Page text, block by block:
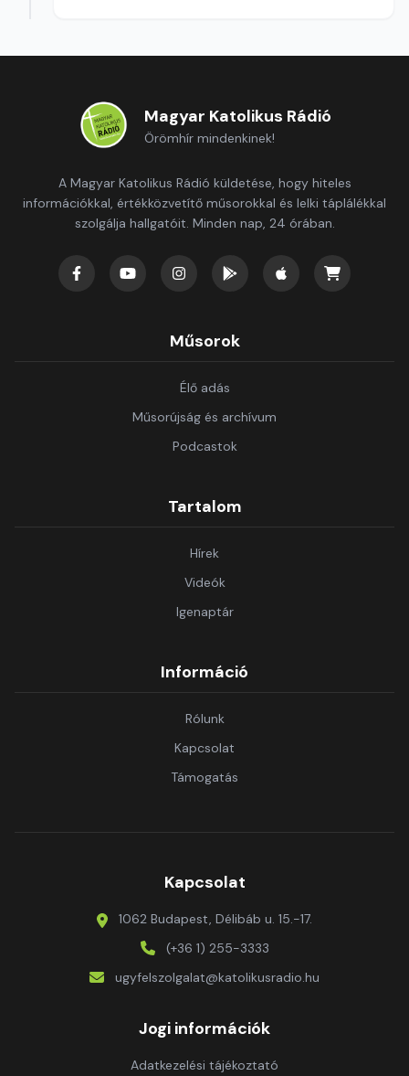
Magyar Katolikus Rádió
Örömhír mindenkinek!
A Magyar Katolikus Rádió küldetése, hogy hiteles
információkkal, értékközvetítő műsorokkal és lelki táplálékkal
szolgálja hallgatóit. Minden nap, 24 órában.
Műsorok
Élő adás
Műsorújság és archívum
Podcastok
Tartalom
Hírek
Videók
Igenaptár
Információ
Rólunk
Kapcsolat
Támogatás
Kapcsolat
1062 Budapest, Délibáb u. 15.-17.
(+36 1) 255-3333
ugyfelszolgalat@katolikusradio.hu
Jogi információk
Adatkezelési tájékoztató